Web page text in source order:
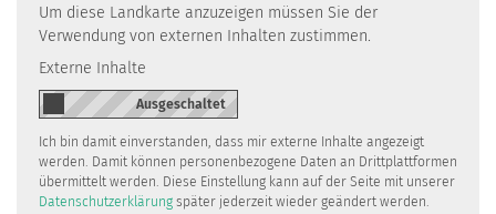
Um diese Landkarte anzuzeigen müssen Sie der
Verwendung von externen Inhalten zustimmen.
Externe Inhalte
Ich bin damit einverstanden, dass mir externe Inhalte angezeigt
werden. Damit können personenbezogene Daten an Drittplattformen
übermittelt werden. Diese Einstellung kann auf der Seite mit unserer
Datenschutzerklärung später jederzeit wieder geändert werden.